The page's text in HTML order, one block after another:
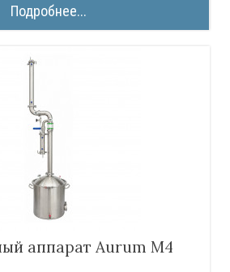
Подробнее...
аппарат Aurum M4